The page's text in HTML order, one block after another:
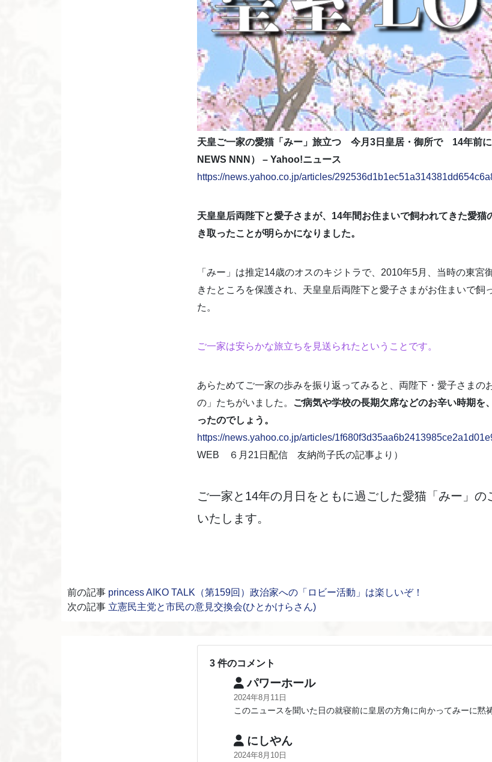
天皇ご一家の愛猫「みー」旅立つ 今月3日皇居・御所で 14年前
NEWS NNN） – Yahoo!ニュース
https://news.yahoo.co.jp/articles/
天皇皇后両陛下と愛子さまが、14年間お住まいで飼われてきた愛猫
き取ったことが明らかになりました。
「みー」は推定14歳のオスのキジトラで、2010年5月、当時の東宮
きたところを保護され、天皇皇后両陛下と愛子さまがお住まいで飼
た。
ご一家は安らかな旅立ちを見送られたということです。
あらためてご一家の歩みを振り返ってみると、両陛下・愛子さまの
の」たちがいました。
ご病気や学校の長期欠席などのお辛い時期を
ったのでしょう。
https://news.yahoo.co.jp/articles/
WEB ６月21日配信 友納尚子氏の記事より）
ご一家と14年の月日をともに過ごした愛猫「みー」の
いたします。
前の記事 princess AIKO TALK（第159回）政治家への「ロビー活動」は楽しいぞ！
次の記事 立憲民主党と市民の意見交換会(ひとかけらさん)
3 件のコメント
パワーホール
2024年8月11日
このニュースを聞いた日の就寝前に皇居の方角に向かってみーに黙
にしやん
2024年8月10日